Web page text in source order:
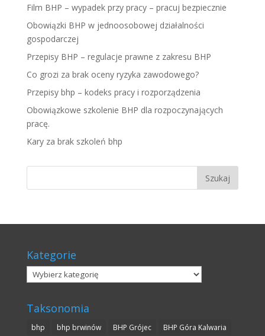
Film BHP – wypadek przy pracy – pracuj bezpiecznie
Obowiązki BHP w jednoosobowej działalności
gospodarczej
Przepisy BHP – regulacje prawne z zakresu BHP
Co grozi za brak oceny ryzyka zawodowego?
Przepisy bhp – kodeks pracy i rozporządzenia
Obowiązkowe szkolenie BHP dla rozpoczynających
pracę.
Kary za brak szkoleń bhp
Kategorie
Kategorie
Taksonomia
bhp bhp brwinów BHP Grójec
BHP Góra Kalwaria